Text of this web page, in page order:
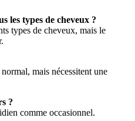
les types de cheveux ?
types de cheveux, mais le
mais nécessitent une
?
comme occasionnel.